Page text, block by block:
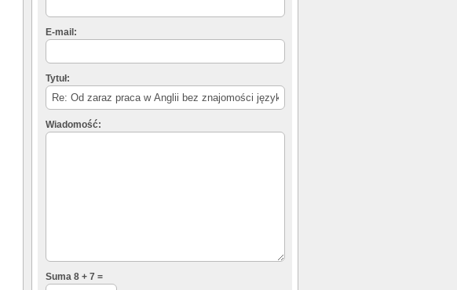
E-mail:
Tytuł:
Wiadomość:
Suma 8 + 7 =